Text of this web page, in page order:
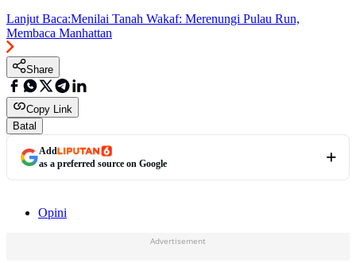
Lanjut Baca:Menilai Tanah Wakaf: Merenungi Pulau Run,
Membaca Manhattan
Share
Copy Link
Batal
Add
as a preferred source on Google
Opini
Advertisement